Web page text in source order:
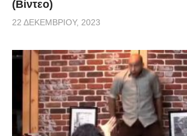
(Βίντεο)
22 ΔΕΚΕΜΒΡΊΟΥ, 2023